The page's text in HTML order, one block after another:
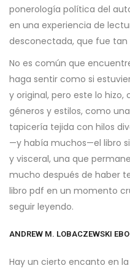
ponerología política del
en una experiencia de
desconectada, que fue
No es común que
haga sentir como si
y original, pero este lo
géneros y estilos, como
tapicería tejida con hilos
—y había muchos—el libro
y visceral, una que
mucho después de haber
libro pdf en un momento
seguir leyendo.
ANDREW M. LOBACZEWSKI
Hay un cierto encanto en